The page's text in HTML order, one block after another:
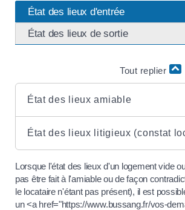
État des lieux d'entrée
État des lieux de sortie
Tout replier
État des lieux amiable
État des lieux litigieux (constat
Lorsque l'état des lieux d'un logement vide
pas être fait à l'amiable ou de façon
le locataire n'étant pas présent), il est
un <a href="https://www.bussang.fr/vos-